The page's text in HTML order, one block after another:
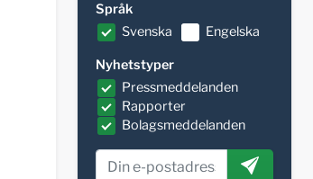
Språk
Svenska
Engelska
Nyhetstyper
Pressmeddelanden
Rapporter
Bolagsmeddelanden